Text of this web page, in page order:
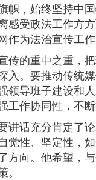
帜，始终坚持中
感受政法工作方
为法治宣传工
的重中之重，
入。要推动传统
领导班子建设和
作协同性，不
话充分肯定了
觉性、坚定性，
方向。他希望，